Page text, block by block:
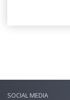
SOCIAL MEDIA